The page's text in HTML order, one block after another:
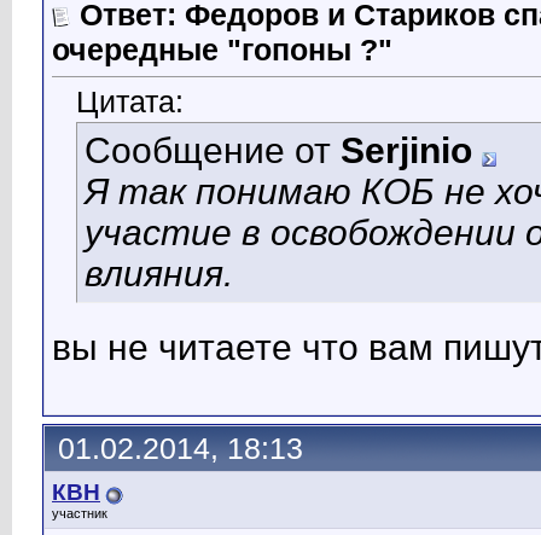
Ответ: Федоров и Стариков
очередные "гопоны ?"
Цитата:
Сообщение от Serjinio
Я так понимаю КОБ не
участие в освобождении
влияния.
вы не читаете что вам
01.02.2014, 18:13
КВН
участник